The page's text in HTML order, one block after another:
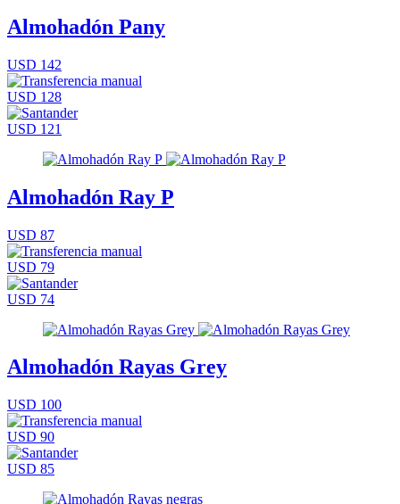
Almohadón Pany
USD 142
USD 128
USD 121
Almohadón Ray P
USD 87
USD 79
USD 74
Almohadón Rayas Grey
USD 100
USD 90
USD 85